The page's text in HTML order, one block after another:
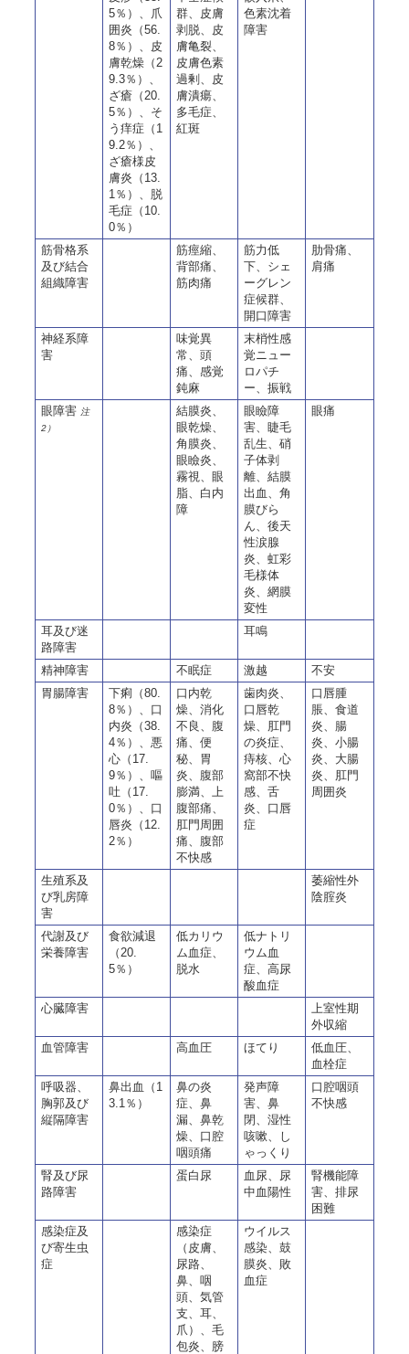
5％）、爪
囲炎（56.
8％）、皮
膚乾燥（2
9.3％）、
ざ瘡（20.
5％）、そ
う痒症（1
9.2％）、
ざ瘡様皮
膚炎（13.
1％）、脱
毛症（10.
0％）
群、皮膚
剥脱、皮
膚亀裂、
皮膚色素
過剰、皮
膚潰瘍、
多毛症、
紅斑
色素沈着
障害
筋骨格系
及び結合
組織障害
筋痙縮、
背部痛、
筋肉痛
筋力低
下、シェ
ーグレン
症候群、
開口障害
肋骨痛、
肩痛
神経系障
害
味覚異
常、頭
痛、感覚
鈍麻
末梢性感
覚ニュー
ロパチ
ー、振戦
眼障害 注
2）
結膜炎、
眼乾燥、
角膜炎、
眼瞼炎、
霧視、眼
脂、白内
障
眼瞼障
害、睫毛
乱生、硝
子体剥
離、結膜
出血、角
膜びら
ん、後天
性涙腺
炎、虹彩
毛様体
炎、網膜
変性
眼痛
耳及び迷
路障害
耳鳴
精神障害 不眠症 激越
不安
胃腸障害
下痢（80.
8％）、口
内炎（38.
4％）、悪
心（17.
9％）、嘔
吐（17.
0％）、口
唇炎（12.
2％）
口内乾
燥、消化
不良、腹
痛、便
秘、胃
炎、腹部
膨満、上
腹部痛、
肛門周囲
痛、腹部
不快感
歯肉炎、
口唇乾
燥、肛門
の炎症、
痔核、心
窩部不快
感、舌
炎、口唇
症
口唇腫
脹、食道
炎、腸
炎、小腸
炎、大腸
炎、肛門
周囲炎
生殖系及
び乳房障
害
萎縮性外
陰腟炎
代謝及び
栄養障害
食欲減退
（20.
5％）
低カリウ
ム血症、
脱水
低ナトリ
ウム血
症、高尿
酸血症
心臓障害
上室性期
外収縮
血管障害
高血圧 ほてり
低血圧、
血栓症
呼吸器、
胸郭及び
縦隔障害
鼻出血（1
3.1％）
鼻の炎
症、鼻
漏、鼻乾
燥、口腔
咽頭痛
発声障
害、鼻
閉、湿性
咳嗽、し
ゃっくり
口腔咽頭
不快感
腎及び尿
路障害
蛋白尿
血尿、尿
中血陽性
腎機能障
害、排尿
困難
感染症及
び寄生虫
症
感染症
（皮膚、
尿路、
鼻、咽
頭、気管
支、耳、
爪）、毛
包炎、膀
ウイルス
感染、鼓
膜炎、敗
血症